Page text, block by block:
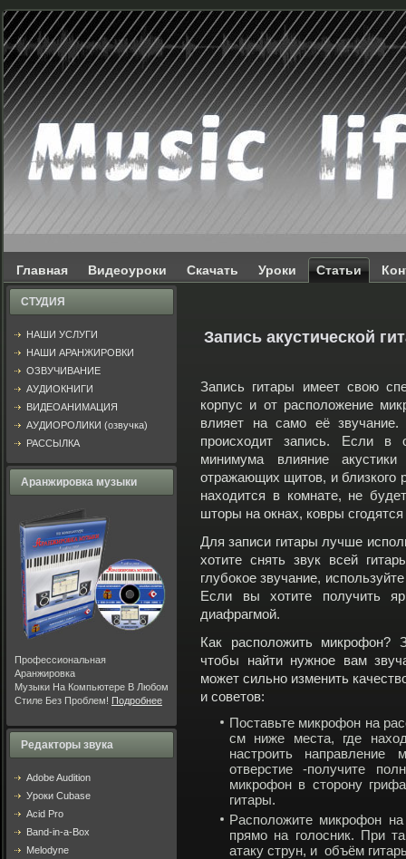
Главная Видеоуроки Скачать Уроки Статьи
СТУДИЯ
НАШИ УСЛУГИ
НАШИ АРАНЖИРОВКИ
ОЗВУЧИВАНИЕ
АУДИОКНИГИ
ВИДЕОАНИМАЦИЯ
АУДИОРОЛИКИ (озвучка)
РАССЫЛКА
Аранжировка музыки
Профессиональная
Аранжировка
Музыки На Компьютере В Любом
Стиле Без Проблем! Подробнее
Редакторы звука
Adobe Audition
Уроки Cubase
Acid Pro
Band-in-a-Box
Melodyne
Запись акустической
Запись гитары имеет свою
корпус и от расположение
влияет на само её
происходит запись. Если в
минимума влияние
отражающих щитов, и близкого
находится в комнате, не
шторы на окнах, ковры
Для записи гитары лучше
хотите снять звук всей
глубокое звучание,
Если вы хотите получить
диафрагмой.
Как расположить микрофон?
чтобы найти нужное вам
может сильно изменить
и советов:
Поставьте микрофон на
см ниже места, где
настроить
отверстие -получите
микрофон в сторону
гитары.
Расположите микрофон
прямо на голосник. При
атаку струн, и объём